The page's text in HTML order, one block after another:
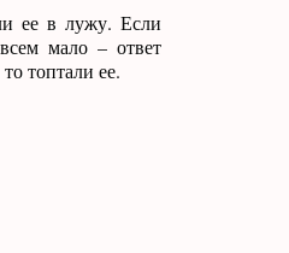
ее в лужу. Если
мало – ответ
топтали ее.